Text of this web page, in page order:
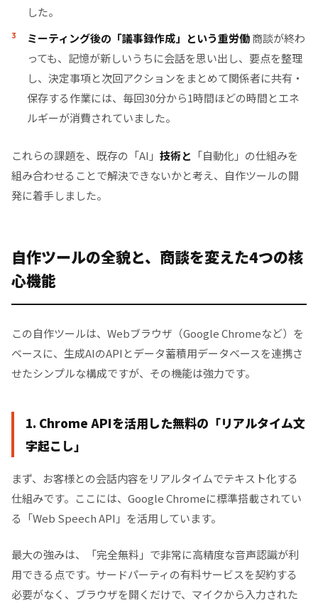
した。
ミーティング後の「議事録作成」という重労働商談が終わ
っても、記憶が新しいうちに会話を思い出し、要点を整理
し、決定事項と次回アクションをまとめて関係者に共有・
保存する作業には、毎回30分から1時間ほどの時間とエネ
ルギーが消費されていました。
これらの課題を、既存の「AI」 技術と 「自動化」の仕組みを
組み合わせることで解決できないかと考え、自作ツールの開
発に着手しました。
自作ツールの全貌と、商談を変えた4つの核
心機能
この自作ツールは、Webブラウザ（Google Chromeなど）を
ベースに、生成AIのAPIとデータ蓄積用データベースを連携さ
せたシンプルな構成ですが、その機能は強力です。
1. Chrome APIを活用した無料の「リアルタイム文
字起こし」
まず、お客様との会話内容をリアルタイムでテキスト化する
仕組みです。ここには、Google Chromeに標準搭載されてい
る「Web Speech API」を活用しています。
最大の強みは、「完全無料」で非常に高精度な音声認識が利
用できる点です。サードパーティの有料サービスを契約する
必要がなく、ブラウザを開くだけで、マイクから入力された